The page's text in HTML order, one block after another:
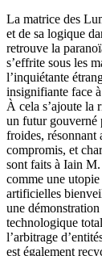
La matrice des
et de sa logique
retrouve la
s’effrite sous les
l’inquiétante
insignifiante face
À cela s’ajoute la
un futur gouverné
froides, résonnant
compromis, et
sont faits à Iain
comme une
artificielles
une
technologique
l’arbitrage
est également